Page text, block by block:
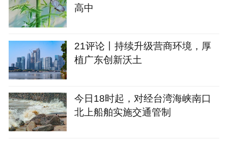
高中
21评论丨持续升级营商环境，厚
植广东创新沃土
今日18时起，对经台湾海峡南口
北上船舶实施交通管制